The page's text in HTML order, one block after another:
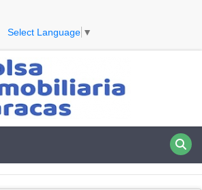
Select Language ▼